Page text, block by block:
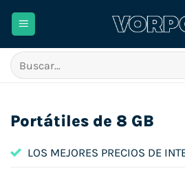
Buscar
por:
Portátiles de 8 GB
LOS MEJORES PRECIOS DE